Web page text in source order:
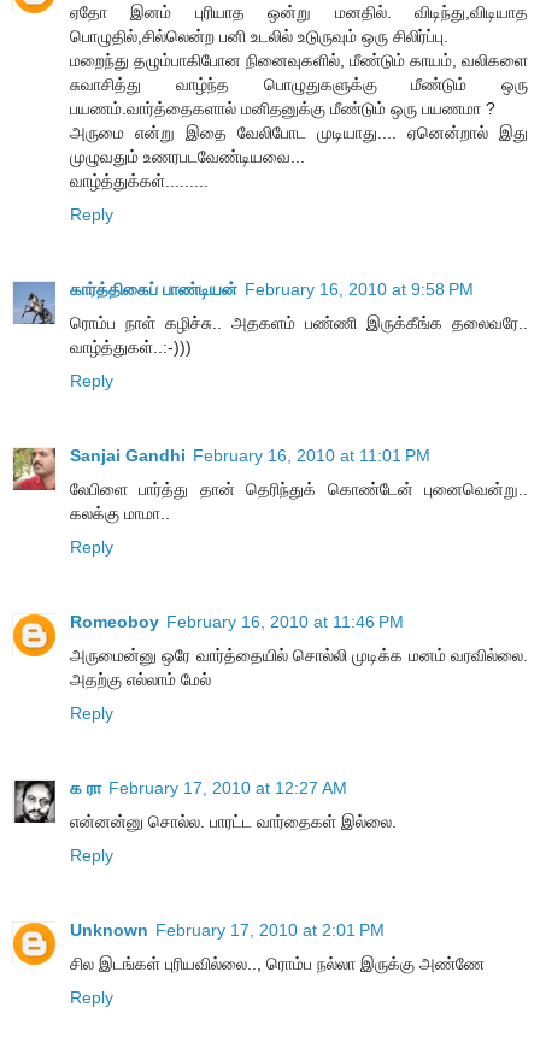
ஏதோ இனம் புரியாத ஒன்று மனதில். விடிந்து,விடியாத
பொழுதில்,சில்லென்ற பனி உடலில் உடுருவும் ஒரு சிலிர்ப்பு.
மறைந்து தழும்பாகிபோன நினைவுகளில், மீண்டும் காயம், வலிகளை
சுவாசித்து வாழ்ந்த பொழுதுகளுக்கு மீண்டும் ஒரு
பயணம்.வார்த்தைகளால் மனிதனுக்கு மீண்டும் ஒரு பயணமா ?
அருமை என்று இதை வேலிபோட முடியாது.... ஏனென்றால் இது
முழுவதும் உணரபடவேண்டியவை...
வாழ்த்துக்கள்.........
Reply
கார்த்திகைப் பாண்டியன் February 16, 2010 at 9:58 PM
ரொம்ப நாள் கழிச்சு.. அதகளம் பண்ணி இருக்கீங்க தலைவரே..
வாழ்த்துகள்..:-)))
Reply
Sanjai Gandhi February 16, 2010 at 11:01 PM
லேபிளை பார்த்து தான் தெரிந்துக் கொண்டேன் புனைவென்று..
கலக்கு மாமா..
Reply
Romeoboy February 16, 2010 at 11:46 PM
அருமைன்னு ஒரே வார்த்தையில் சொல்லி முடிக்க மனம் வரவில்லை.
அதற்கு எல்லாம் மேல்
Reply
க ரா February 17, 2010 at 12:27 AM
என்னன்னு சொல்ல. பாரட்ட வார்தைகள் இல்லை.
Reply
Unknown February 17, 2010 at 2:01 PM
சில இடங்கள் புரியவில்லை.., ரொம்ப நல்லா இருக்கு அண்ணே
Reply